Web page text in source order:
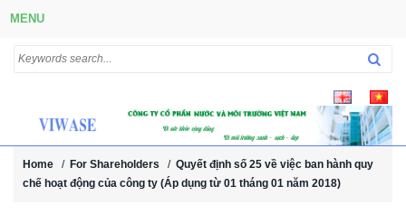
MENU
Home / For Shareholders / Quyết định số 25 về việc ban hành quy
chế hoạt động của công ty (Áp dụng từ 01 tháng 01 năm 2018)